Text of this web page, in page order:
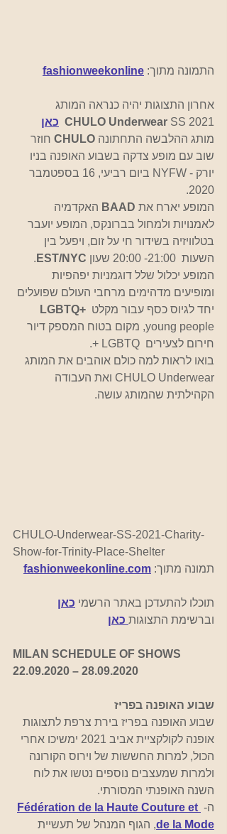
התמונה מתוך: fashionweekonline
אחרון התצוגות יהיה כנראה המותג
CHULO Underwear SS 2021
כאן
מותג ההלבשה התחתונה CHULO חוזר
שוב עם מופע צדקה בשבוע האופנה בניו
יורק - NYFW ביום רביעי, 16 בספטמבר
2020.
המופע יארח את BAAD האקדמיה
לאמנויות ולמחול בברונקס, המופע יועבר
בטלוויזיה בשידור חי על זום, ויפעל בין
השעות  21:00- 20:00 שעון
EST/NYC
.
המופע יכלול שלל דוגמניות יפהפיות
ומופיעים מדהימים מרחבי העולם שפועלים
יחד לגיוס כסף עבור מקלט LGBTQ+
young people, מקום בטוח המספק דיור
חירום לצעירים  LGBTQ +.
בואו לראות למה כולם אוהבים את המותג
CHULO Underwear ואת העבודה
הקהילתית שהמותג עושה.
CHULO-Underwear-SS-2021-Charity-
Show-for-Trinity-Place-Shelter
תמונה מתוך: fashionweekonline.com
תוכלו להתעדכן באתר הרשמי כאן
וברשימת התצוגות כאן
MILAN SCHEDULE OF SHOWS
22.09.2020 – 28.09.2020
שבוע האופנה בפריז
שבוע האופנה בפריז בירת צרפת לתצוגות
אופנה לקולקציית אביב 2021 ימשיכו אחרי
הכול, למרות החששות של וירוס הקורונה
ולמרות שמעצבים נוספים נטשו את לוח
השנה האופנתי המסורתי.
ה- Fédération de la Haute Couture et
de la Mode, הגוף המנהל של תעשיית